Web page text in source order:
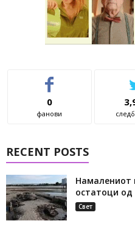
0
фанови
RECENT POSTS
Намалениот
остатоци
Свет